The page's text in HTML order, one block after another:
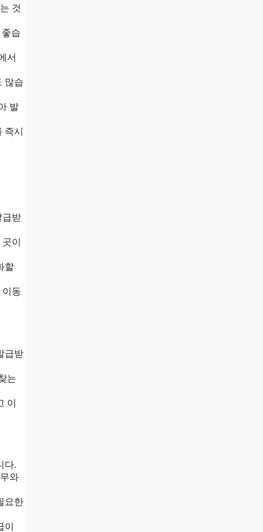
것
습
서
많습
발
시
급받
이
할
이동
급받
는
이
다.
와
요한